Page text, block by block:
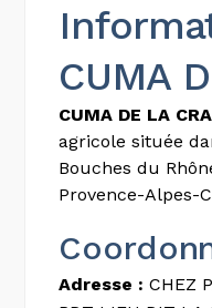
CUMA
CUMA DE LA
agricole située
Bouches du
Provence-Alpes-
Adresse : CHEZ